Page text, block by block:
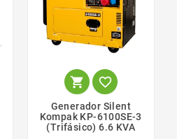
 
Generador Silent
Kompak KP-6100SE-3
(Trifásico) 6.6 KVA